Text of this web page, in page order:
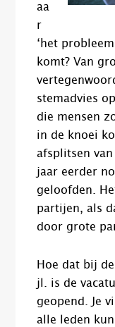
aa
r
‘het
komt? Van
stemadvies
die mensen
in de knoei
afsplitsen
jaar eerder
geloofden.
partijen, als
door grote
Hoe dat bij
jl. is de
geopend. Je
alle leden